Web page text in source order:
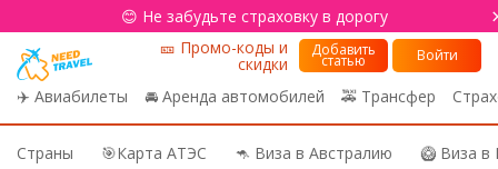
😊 Не забудьте страховку в дорогу
✈️ Авиабилеты 🚘 Аренда автомобилей 🚕 Трансфер
🎫 Промо-коды и
скидки
Добавить
статью Войти
Страны 🎯Карта АТЭС 🦘 Виза в Австралию 🥝 Виза